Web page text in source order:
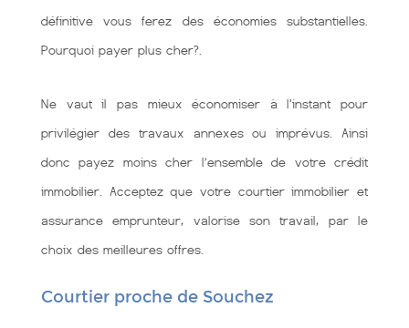
définitive vous ferez des économies substantielles.
Pourquoi payer plus cher?.
Ne vaut il pas mieux économiser à l'instant pour
privilégier des travaux annexes ou imprévus. Ainsi
donc payez moins cher l’ensemble de votre crédit
immobilier. Acceptez que votre courtier immobilier et
assurance emprunteur, valorise son travail, par le
choix des meilleures offres.
Courtier proche de Souchez